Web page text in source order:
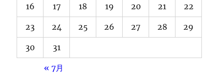
16 17 18 19 20 21 22
23 24 25 26 27 28 29
30 31
« 7月